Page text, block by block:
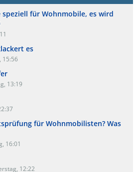
für Wohnmobile, es wird
es
15:56
13:19
für Wohnmobilisten? Was
16:01
12:22